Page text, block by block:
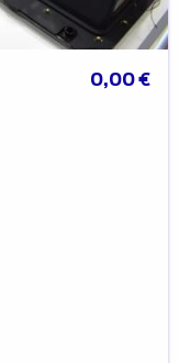
0,00€